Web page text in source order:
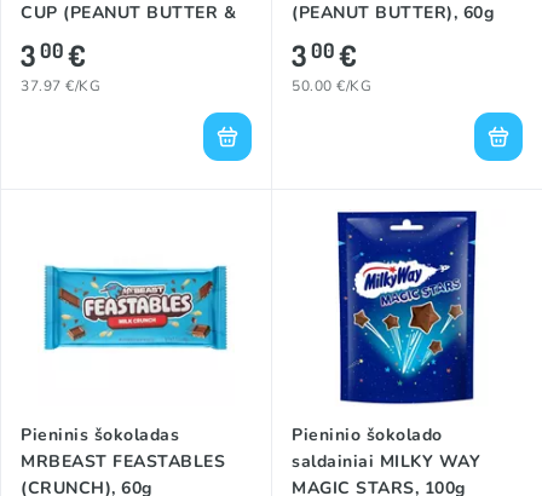
CUP (PEANUT BUTTER &
CARAMEL), 79g
300€
37.97 €/KG
(PEANUT BUTTER), 60g
300€
50.00 €/KG
Pieninis šokoladas
MRBEAST FEASTABLES
(CRUNCH), 60g
Pieninio šokolado
saldainiai MILKY WAY
MAGIC STARS, 100g